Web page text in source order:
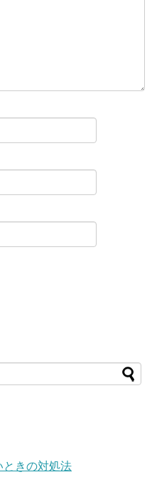
ときの対処法